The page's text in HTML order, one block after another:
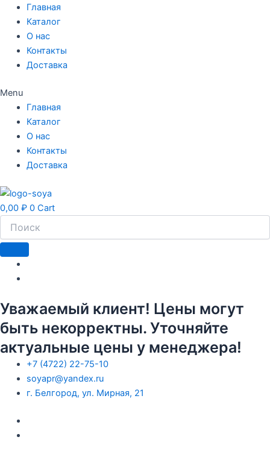
Перейти
содержимому
Главная
Каталог
О нас
Контакты
Доставка
Menu
Главная
Каталог
О нас
Контакты
Доставка
0,00 ₽ 0 Cart
Уважаемый клиент! Цены могут
быть некорректны. Уточняйте
актуальные цены у менеджера!
+7 (4722) 22-75-10
soyapr@yandex.ru
г. Белгород, ул. Мирная, 21